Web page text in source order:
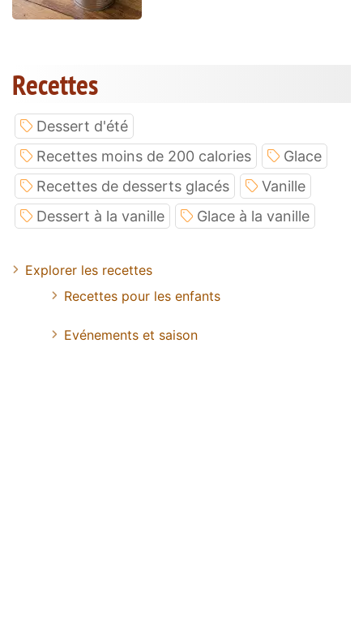
Recettes
Dessert d'été
Recettes moins de 200 calories
Glace
Recettes de desserts glacés
Vanille
Dessert à la vanille
Glace à la vanille
Explorer les recettes
Recettes pour les enfants
Evénements et saison